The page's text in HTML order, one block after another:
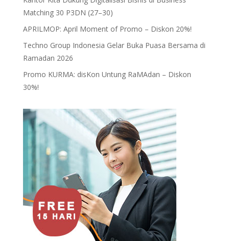
Matching 30 P3DN (27–30)
APRILMOP: April Moment of Promo – Diskon 20%!
Techno Group Indonesia Gelar Buka Puasa Bersama di
Ramadan 2026
Promo KURMA: disKon Untung RaMAdan – Diskon
30%!